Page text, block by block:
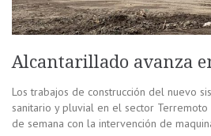
Alcantarillado avanza
Los trabajos de construcción del nuevo
sanitario y pluvial en el sector
de semana con la intervención de